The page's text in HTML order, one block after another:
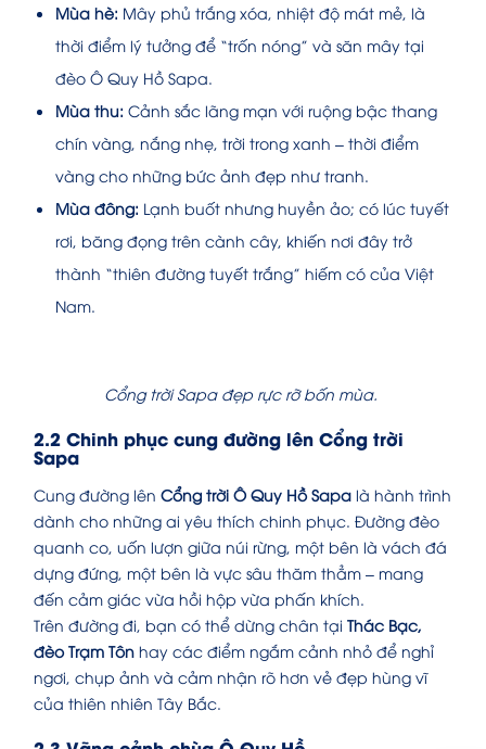
Mùa hè: Mây phủ trắng xóa, nhiệt độ mát mẻ, là
thời điểm lý tưởng để “trốn nóng” và săn mây tại
đèo Ô Quy Hồ Sapa.
Mùa thu: Cảnh sắc lãng mạn với ruộng bậc thang
chín vàng, nắng nhẹ, trời trong xanh – thời điểm
vàng cho những bức ảnh đẹp như tranh.
Mùa đông: Lạnh buốt nhưng huyền ảo; có lúc tuyết
rơi, băng đọng trên cành cây, khiến nơi đây trở
thành “thiên đường tuyết trắng” hiếm có của Việt
Nam.
Cổng trời Sapa đẹp rực rỡ bốn mùa.
2.2 Chinh phục cung đường lên Cổng trời
Sapa
Cung đường lên Cổng trời Ô Quy Hồ Sapa là hành trình
dành cho những ai yêu thích chinh phục. Đường đèo
quanh co, uốn lượn giữa núi rừng, một bên là vách đá
dựng đứng, một bên là vực sâu thăm thẳm – mang
đến cảm giác vừa hồi hộp vừa phấn khích.
Trên đường đi, bạn có thể dừng chân tại Thác Bạc,
đèo Trạm Tôn hay các điểm ngắm cảnh nhỏ để nghỉ
ngơi, chụp ảnh và cảm nhận rõ hơn vẻ đẹp hùng vĩ
của thiên nhiên Tây Bắc.